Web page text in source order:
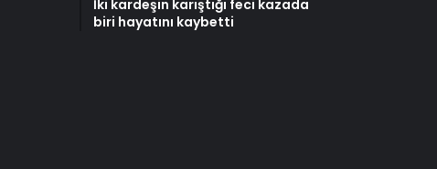
İki kardeşin karıştığı feci kazada
biri hayatını kaybetti